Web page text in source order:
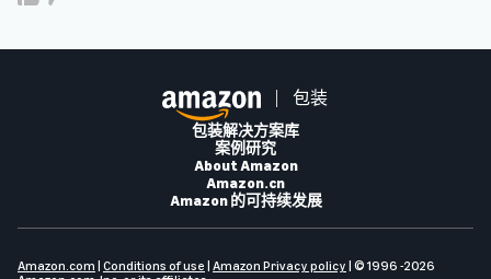
包装
包装解决方案库
案例研究
About Amazon
Amazon.cn
Amazon 的可持续发展
Amazon.com | Conditions of use | Amazon Privacy policy | © 1996 -2026